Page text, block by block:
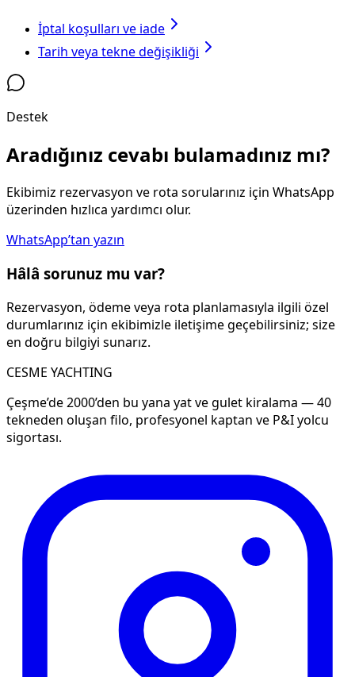
İptal koşulları ve iade
Tarih veya tekne değişikliği
Destek
Aradığınız cevabı bulamadınız mı?
Ekibimiz rezervasyon ve rota sorularınız için WhatsApp
üzerinden hızlıca yardımcı olur.
WhatsApp’tan yazın
Hâlâ sorunuz mu var?
Rezervasyon, ödeme veya rota planlamasıyla ilgili özel
durumlarınız için ekibimizle iletişime geçebilirsiniz; size
en doğru bilgiyi sunarız.
CESME YACHTING
Çeşme’de 2000’den bu yana yat ve gulet kiralama — 40
tekneden oluşan filo, profesyonel kaptan ve P&I yolcu
sigortası.